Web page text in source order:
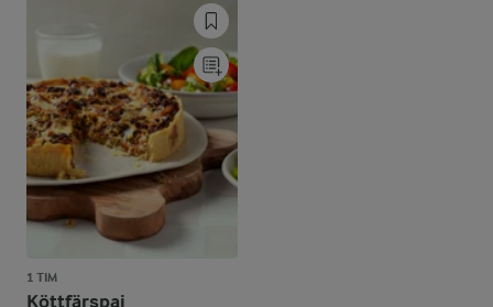
1 TIM
Köttfärspaj